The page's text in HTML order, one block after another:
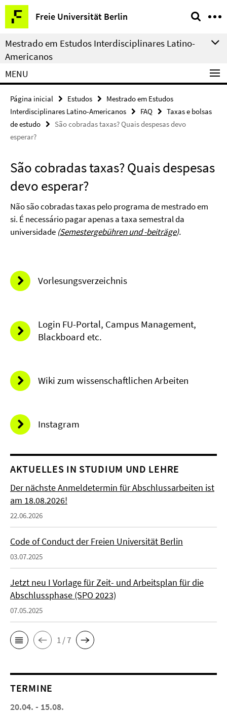
Springe
direkt
zu
Inhalt
Freie Universität Berlin
Serviço
de
navegação
Mestrado em Estudos Interdisciplinares Latino-
Americanos
MENU
Página inicial Estudos
Mestrado em Estudos
Interdisciplinares Latino-Americanos
FAQ
Taxas e bolsas
de estudo
São cobradas taxas? Quais despesas devo
esperar?
São cobradas taxas? Quais despesas
devo esperar?
Não são cobradas taxas pelo programa de mestrado em
si. É necessário pagar apenas a taxa semestral da
universidade (Semestergebühren und -beiträge).
Vorlesungsverzeichnis
Login FU-Portal, Campus Management,
Blackboard etc.
Wiki zum wissenschaftlichen Arbeiten
Instagram
AKTUELLES IN STUDIUM UND LEHRE
Der nächste Anmeldetermin für Abschlussarbeiten ist
am 18.08.2026!
22.06.2026
Code of Conduct der Freien Universität Berlin
03.07.2025
Jetzt neu I Vorlage für Zeit- und Arbeitsplan für die
Abschlussphase (SPO 2023)
07.05.2025
1 / 7
TERMINE
20.04. - 15.08.